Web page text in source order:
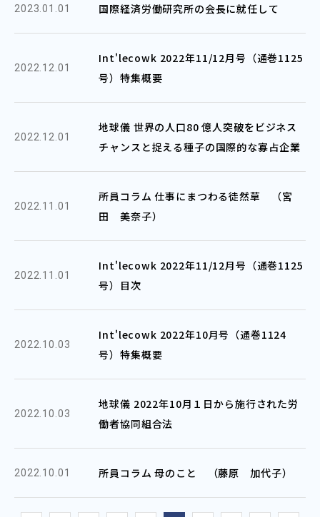
2023.01.01 国際経済労働研究所の会長に就任して
2022.12.01
Int'lecowk 2022年11/12月号（通巻1125
号）特集概要
2022.12.01
地球儀 世界の人口80 億人突破をビジネス
チャンスと捉える種子の国際的な寡占企業
2022.11.01
所員コラム 仕事にまつわる徒然草 （宮
田 美奈子）
2022.11.01
Int'lecowk 2022年11/12月号（通巻1125
号）目次
2022.10.03
Int'lecowk 2022年10月号（通巻1124
号）特集概要
2022.10.03
地球儀 2022年10月１日から施行された労
働者協同組合法
2022.10.01 所員コラム 母のこと （藤原 加代子）